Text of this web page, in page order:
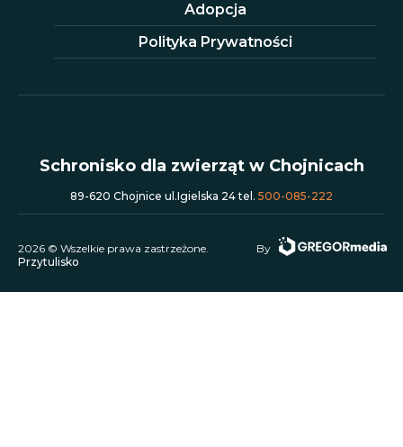
Adopcja
Polityka Prywatności
Schronisko dla zwierząt w Chojnicach
89-620 Chojnice ul.Igielska 24 tel. 500-085-222
2026 © Wszelkie prawa zastrzeżone.
Przytulisko
By